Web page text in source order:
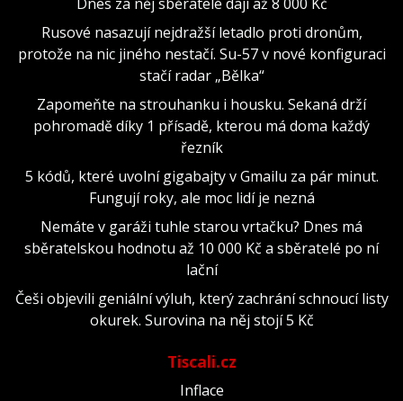
Rusové nasazují nejdražší letadlo proti dronům,
protože na nic jiného nestačí. Su-57 v nové konfiguraci
stačí radar „Bělka“
Zapomeňte na strouhanku i housku. Sekaná drží
pohromadě díky 1 přísadě, kterou má doma každý
řezník
5 kódů, které uvolní gigabajty v Gmailu za pár minut.
Fungují roky, ale moc lidí je nezná
Nemáte v garáži tuhle starou vrtačku? Dnes má
sběratelskou hodnotu až 10 000 Kč a sběratelé po ní
lační
Češi objevili geniální výluh, který zachrání schnoucí listy
okurek. Surovina na něj stojí 5 Kč
Tiscali.cz
Inflace